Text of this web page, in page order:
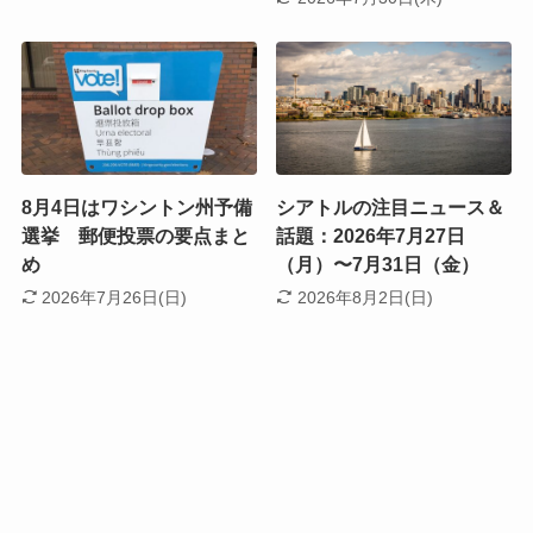
8月4日はワシントン州予備
選挙 郵便投票の要点まと
め
2026年7月26日(日)
シアトルの注目ニュース＆
話題：2026年7月27日
（月）〜7月31日（金）
2026年8月2日(日)